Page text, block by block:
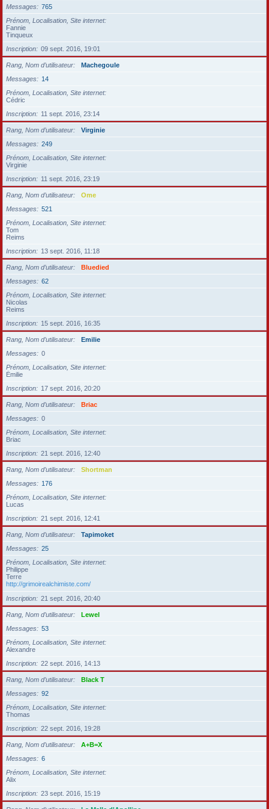
Messages
765
Prénom, Localisation, Site internet
Fannie
Tinqueux
Inscription
09 sept. 2016, 19:01
Rang, Nom d’utilisateur
Machegoule
Messages
14
Prénom, Localisation, Site internet
Cédric
Inscription
11 sept. 2016, 23:14
Rang, Nom d’utilisateur
Virginie
Messages
249
Prénom, Localisation, Site internet
Virginie
Inscription
11 sept. 2016, 23:19
Rang, Nom d’utilisateur
Ome
Messages
521
Prénom, Localisation, Site internet
Tom
Reims
Inscription
13 sept. 2016, 11:18
Rang, Nom d’utilisateur
Bluedied
Messages
62
Prénom, Localisation, Site internet
Nicolas
Reims
Inscription
15 sept. 2016, 16:35
Rang, Nom d’utilisateur
Emilie
Messages
0
Prénom, Localisation, Site internet
Émilie
Inscription
17 sept. 2016, 20:20
Rang, Nom d’utilisateur
Briac
Messages
0
Prénom, Localisation, Site internet
Briac
Inscription
21 sept. 2016, 12:40
Rang, Nom d’utilisateur
Shortman
Messages
176
Prénom, Localisation, Site internet
Lucas
Inscription
21 sept. 2016, 12:41
Rang, Nom d’utilisateur
Tapimoket
Messages
25
Prénom, Localisation, Site internet
Philippe
Terre
http://grimoirealchimiste.com/
Inscription
21 sept. 2016, 20:40
Rang, Nom d’utilisateur
Lewel
Messages
53
Prénom, Localisation, Site internet
Alexandre
Inscription
22 sept. 2016, 14:13
Rang, Nom d’utilisateur
Black T
Messages
92
Prénom, Localisation, Site internet
Thomas
Inscription
22 sept. 2016, 19:28
Rang, Nom d’utilisateur
A+B=X
Messages
6
Prénom, Localisation, Site internet
Alix
Inscription
23 sept. 2016, 15:19